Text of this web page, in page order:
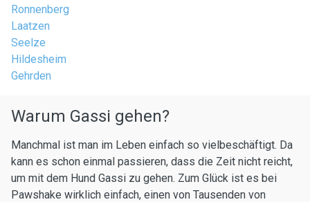
Ronnenberg
Laatzen
Seelze
Hildesheim
Gehrden
Warum Gassi gehen?
Manchmal ist man im Leben einfach so vielbeschäftigt. Da
kann es schon einmal passieren, dass die Zeit nicht reicht,
um mit dem Hund Gassi zu gehen. Zum Glück ist es bei
Pawshake wirklich einfach, einen von Tausenden von